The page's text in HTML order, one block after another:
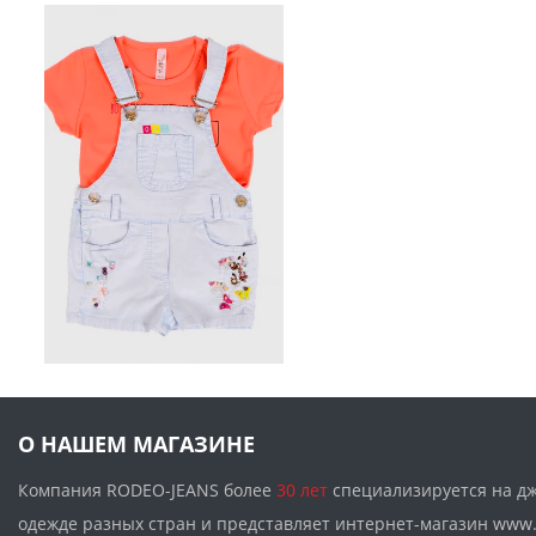
О НАШЕМ МАГАЗИНЕ
Компания RODEO-JEANS более 30 лет специализируется на
одежде разных стран и представляет интернет-магазин